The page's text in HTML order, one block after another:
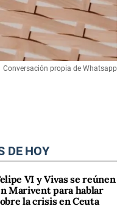
Conversación propia de Whatsapp
DE HOY
VI y Vivas se reúnen
Marivent para hablar
la crisis en Ceuta